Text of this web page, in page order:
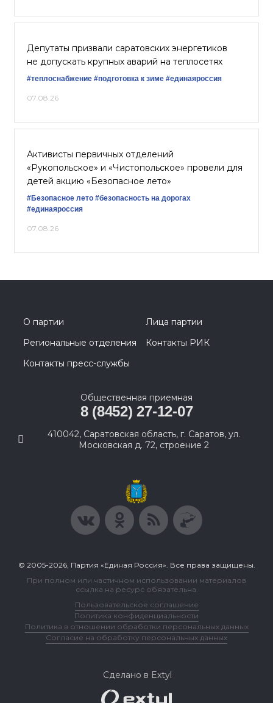
Депутаты призвали саратовских энергетиков
не допускать крупных аварий на теплосетях
#теплоснабжение #подготовка к зиме #единаяроссия
07.08.26
Активисты первичных отделений
«Рукопольское» и «Чистопольское» провели для
детей акцию «Безопасное лето»
#Безопасное лето #безопасность на дорогах
#единаяроссия
07.08.26
О партии
Лица партии
Региональные отделения
Контакты РИК
Контакты пресс-службы
Общественная приемная
8 (8452) 27-12-07
410042, Саратовская область, г. Саратов, ул.
Московская д. 72, строение 2
© 2005-2026, Партия «Единая Россия». Все права защищены.
При полном или частичном использовании материалов
ссылка на ресурс обязательна.
Пользовательское соглашение
Политика конфиденциальности
Политика в отношении обработки персональных данных
Согласие на обработку персональных данных
Сделано в Extyl